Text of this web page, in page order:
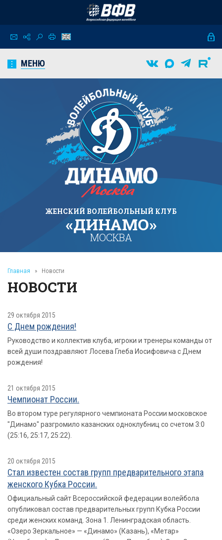
МЕНЮ
ЖЕНСКИЙ ВОЛЕЙБОЛЬНЫЙ КЛУБ
«ДИНАМО»
МОСКВА
Главная » Новости
НОВОСТИ
29 октября 2015
С Днем рождения!
Руководство и коллектив клуба, игроки и тренеры команды от
всей души поздравляют Лосева Глеба Иосифовича с Днем
рождения!
21 октября 2015
Чемпионат России.
Во втором туре регулярного чемпионата России московское
"Динамо" разгромило казанских одноклубниц со счетом 3:0
(25:16, 25:17, 25:22).
20 октября 2015
Стал известен состав групп предварительного этапа
женского Кубка России.
Официальный сайт Всероссийской федерации волейбола
опубликовал состав предварительных групп Кубка России
среди женских команд. Зона 1. Ленинградская область.
«Озеро Зеркальное» — «Динамо» (Казань), «Метар»